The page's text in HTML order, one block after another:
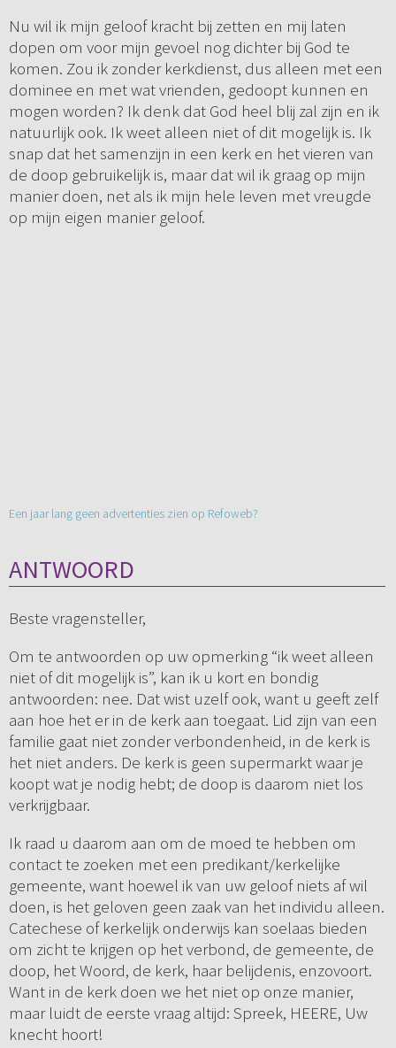
Nu wil ik mijn geloof kracht bij zetten en mij laten
dopen om voor mijn gevoel nog dichter bij God te
komen. Zou ik zonder kerkdienst, dus alleen met een
dominee en met wat vrienden, gedoopt kunnen en
mogen worden? Ik denk dat God heel blij zal zijn en ik
natuurlijk ook. Ik weet alleen niet of dit mogelijk is. Ik
snap dat het samenzijn in een kerk en het vieren van
de doop gebruikelijk is, maar dat wil ik graag op mijn
manier doen, net als ik mijn hele leven met vreugde
op mijn eigen manier geloof.
Een jaar lang geen advertenties zien op Refoweb?
ANTWOORD
Beste vragensteller,
Om te antwoorden op uw opmerking “ik weet alleen
niet of dit mogelijk is”, kan ik u kort en bondig
antwoorden: nee. Dat wist uzelf ook, want u geeft zelf
aan hoe het er in de kerk aan toegaat. Lid zijn van een
familie gaat niet zonder verbondenheid, in de kerk is
het niet anders. De kerk is geen supermarkt waar je
koopt wat je nodig hebt; de doop is daarom niet los
verkrijgbaar.
Ik raad u daarom aan om de moed te hebben om
contact te zoeken met een predikant/kerkelijke
gemeente, want hoewel ik van uw geloof niets af wil
doen, is het geloven geen zaak van het individu alleen.
Catechese of kerkelijk onderwijs kan soelaas bieden
om zicht te krijgen op het verbond, de gemeente, de
doop, het Woord, de kerk, haar belijdenis, enzovoort.
Want in de kerk doen we het niet op onze manier,
maar luidt de eerste vraag altijd: Spreek, HEERE, Uw
knecht hoort!